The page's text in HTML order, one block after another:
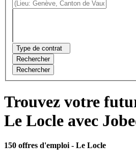
Type de contrat
Rechercher
Rechercher
Trouvez votre
Le Locle avec
150 offres d'emploi - Le Locle